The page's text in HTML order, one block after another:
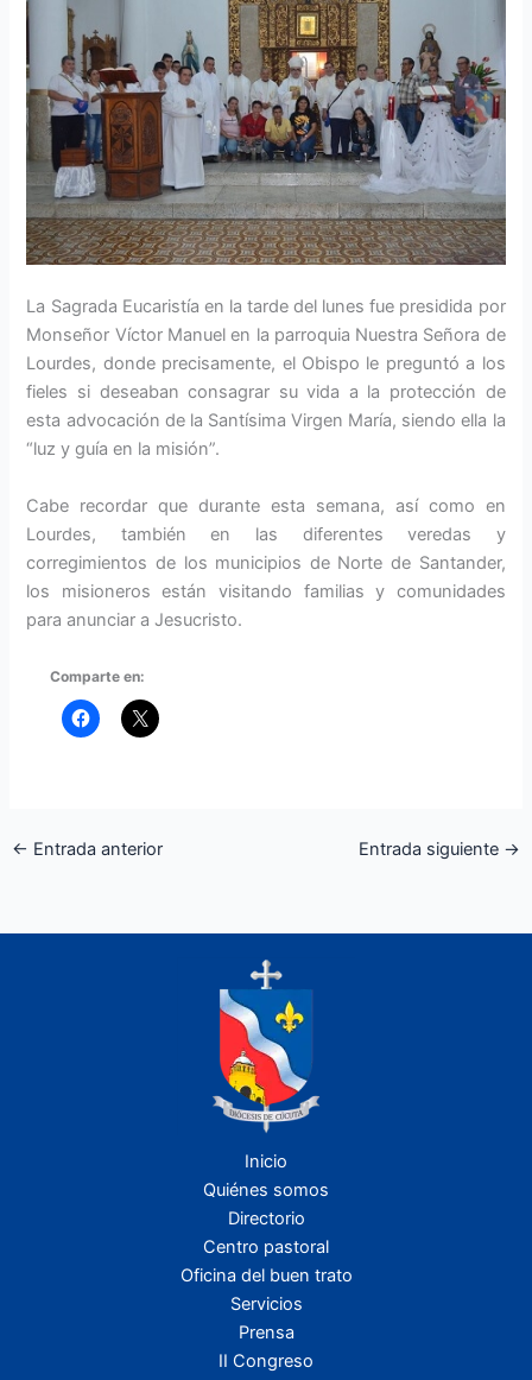
La Sagrada Eucaristía en la tarde del lunes fue presidida por
Monseñor Víctor Manuel en la parroquia Nuestra Señora de
Lourdes, donde precisamente, el Obispo le preguntó a los
fieles si deseaban consagrar su vida a la protección de
esta advocación de la Santísima Virgen María, siendo ella la
“luz y guía en la misión”.
Cabe recordar que durante esta semana, así como en
Lourdes, también en las diferentes veredas y
corregimientos de los municipios de Norte de Santander,
los misioneros están visitando familias y comunidades
para anunciar a Jesucristo.
Comparte en:
← Entrada anterior Entrada siguiente →
Inicio
Quiénes somos
Directorio
Centro pastoral
Oficina del buen trato
Servicios
Prensa
II Congreso